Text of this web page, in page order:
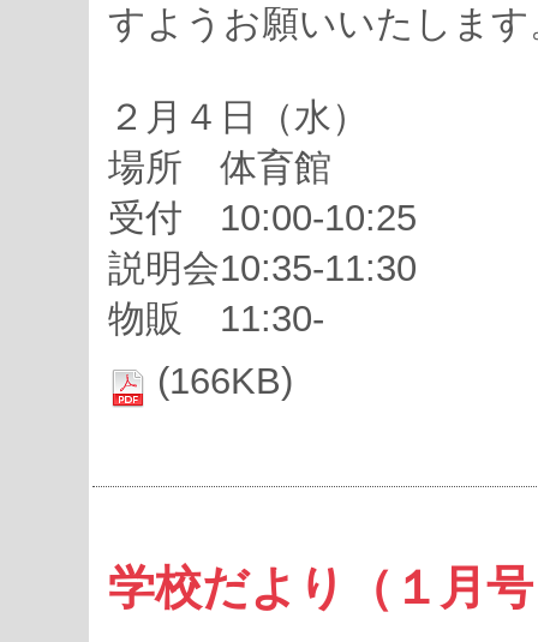
すようお願いいたします
２月４日（水）
場所 体育館
受付 10:00-10:25
説明会10:35-11:30
物販 11:30-
(166KB)
学校だより（１月